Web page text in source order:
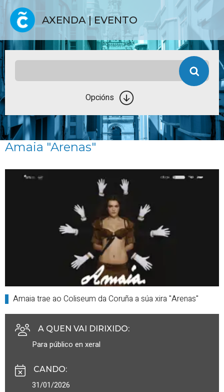
AXENDA | EVENTO
Opcións
Amaia "Arenas"
Amaia trae ao Coliseum da Coruña a súa xira "Arenas"
A QUEN VAI DIRIXIDO:
Para público en xeral
CANDO:
31/01/2026